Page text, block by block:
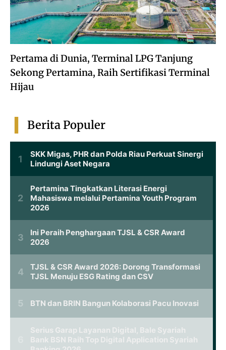
Pertama di Dunia, Terminal LPG Tanjung
Sekong Pertamina, Raih Sertifikasi Terminal
Hijau
Berita Populer